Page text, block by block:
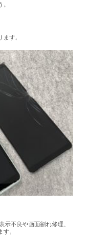
す。
示不良や画面割れ修理、
。